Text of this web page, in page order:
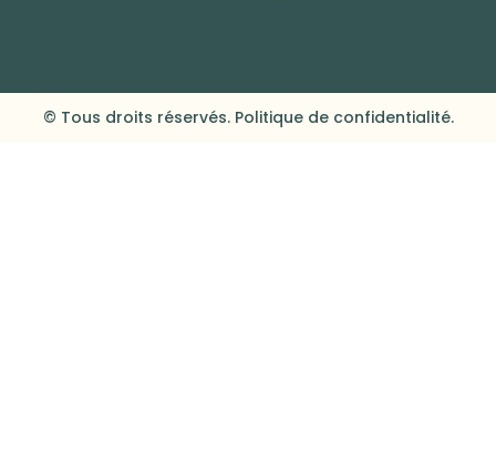
© Tous droits réservés. Politique de confidentialité.